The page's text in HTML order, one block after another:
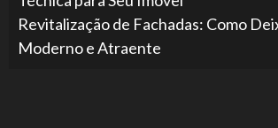
Revitalização de Fachadas: Como
Moderno e Atraente